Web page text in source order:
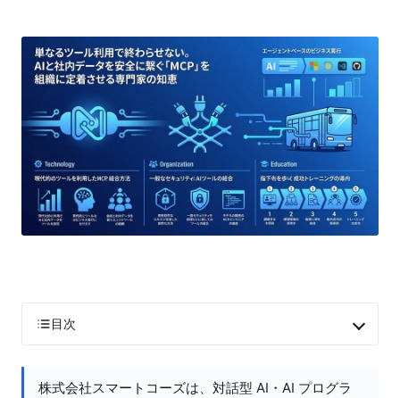
目次
株式会社スマートコーズは、対話型 AI・AI プログラ